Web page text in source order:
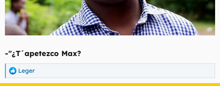
-"¿T´apetezco Max?
R
e
Leger